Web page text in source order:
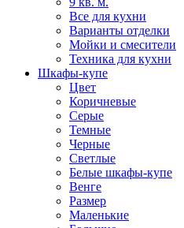
Все для кухни
Варианты отделки
Мойки и смесители
Техника для кухни
Шкафы-купе
Цвет
Коричневые
Серые
Темные
Черные
Светлые
Белые шкафы-купе
Венге
Размер
Маленькие